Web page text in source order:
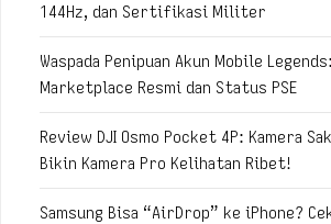
144Hz, dan Sertifikasi Militer
Waspada Penipuan Akun Mobile
Marketplace Resmi dan Status PSE
Review DJI Osmo Pocket 4P: Kamera
Bikin Kamera Pro Kelihatan Ribet!
Samsung Bisa “AirDrop” ke iPhone?